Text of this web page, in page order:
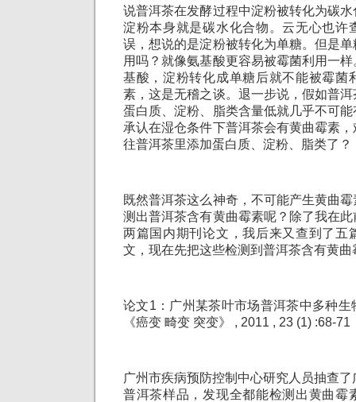
说普洱茶在发酵过程中淀粉被转化为碳
淀粉本身就是碳水化合物。云无心也许
误，想说的是淀粉被转化为单糖。但是
用吗？就像氨基酸更容易被霉菌利用一
基酸，淀粉转化成单糖后就不能被霉菌
素，这是无稽之谈。退一步说，假如普
蛋白质、淀粉、脂类含量低就几乎不可
承认在湿仓条件下普洱茶会有黄曲霉素
往普洱茶里添加蛋白质、淀粉、脂类了？
既然普洱茶这么神奇，不可能产生黄曲
测出普洱茶含有黄曲霉素呢？除了我在
两篇国内期刊论文，我后来又查到了五
文，现在先把这些检测到普洱茶含有黄
论文1：广州某茶叶市场普洱茶中多种
《癌变 畸变 突变》 , 2011 , 23 (1) :68-71
广州市疾病预防控制中心研究人员抽查
普洱茶样品，发现全都能检测出黄曲霉